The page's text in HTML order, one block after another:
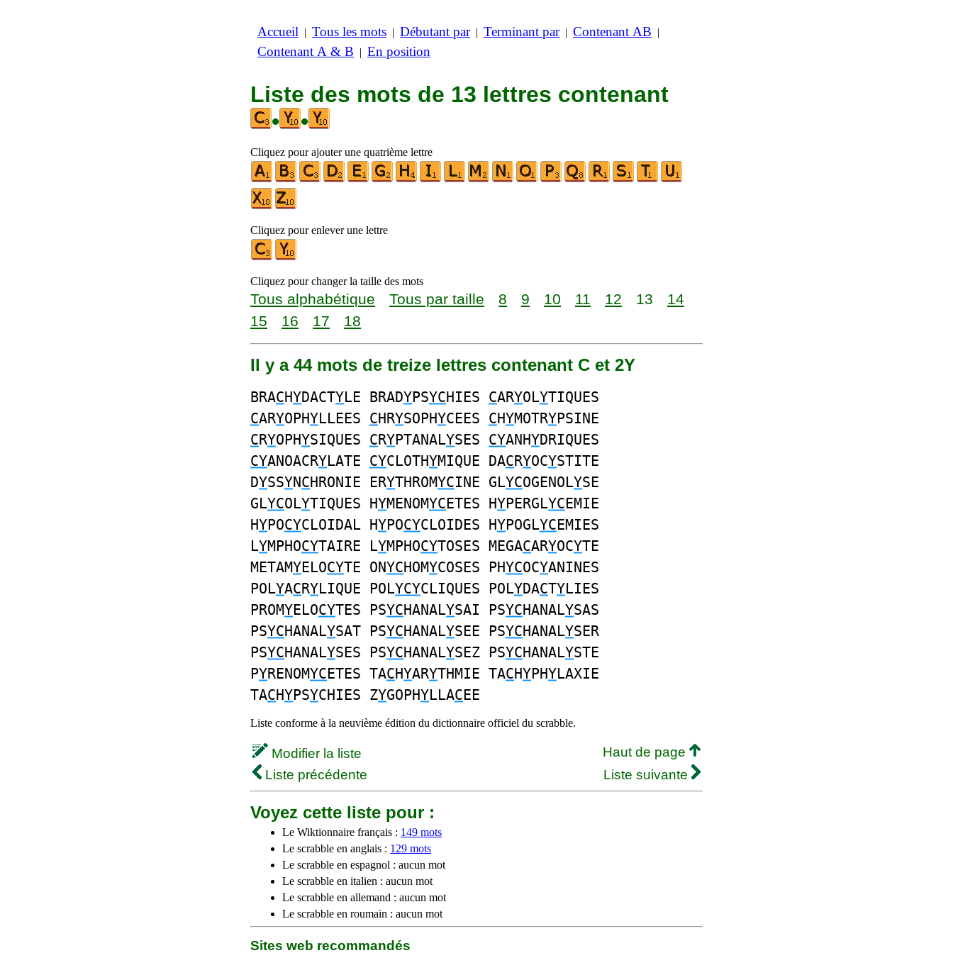
Accueil | Tous les mots | Débutant par| Terminant par| Contenant AB |
Contenant A & B | En position
Liste des mots de 13 lettres contenant
•
•
Cliquez pour ajouter une quatrième lettre
Cliquez pour enlever une lettre
Cliquez pour changer la taille des mots
Tous alphabétique Tous par taille 8 9 10 11 12 13
14
15
16 17 18
Il y a 44 mots de treize lettres contenant C et 2Y
BRACHYDACTYLE BRADYPSYCHIES CARYOLYTIQUES
CARYOPHYLLEES CHRYSOPHYCEES CHYMOTRYPSINE
CRYOPHYSIQUES CRYPTANALYSES CYANHYDRIQUES
CYANOACRYLATE CYCLOTHYMIQUE DACRYOCYSTITE
DYSSYNCHRONIE ERYTHROMYCINE GLYCOGENOLYSE
GLYCOLYTIQUES HYMENOMYCETES HYPERGLYCEMIE
HYPOCYCLOIDAL HYPOCYCLOIDES HYPOGLYCEMIES
LYMPHOCYTAIRE LYMPHOCYTOSES MEGACARYOCYTE
METAMYELOCYTE ONYCHOMYCOSES PHYCOCYANINES
POLYACRYLIQUE POLYCYCLIQUES POLYDACTYLIES
PROMYELOCYTES PSYCHANALYSAI PSYCHANALYSAS
PSYCHANALYSAT PSYCHANALYSEE PSYCHANALYSER
PSYCHANALYSES PSYCHANALYSEZ PSYCHANALYSTE
PYRENOMYCETES TACHYARYTHMIE TACHYPHYLAXIE
TACHYPSYCHIES ZYGOPHYLLACEE
Liste conforme à la neuvième édition du dictionnaire officiel du scrabble.
Modifier la liste
Haut de page
Liste précédente
Liste suivante
Voyez cette liste pour :
Le Wiktionnaire français : 149 mots
Le scrabble en anglais : 129 mots
Le scrabble en espagnol : aucun mot
Le scrabble en italien : aucun mot
Le scrabble en allemand : aucun mot
Le scrabble en roumain : aucun mot
Sites web recommandés